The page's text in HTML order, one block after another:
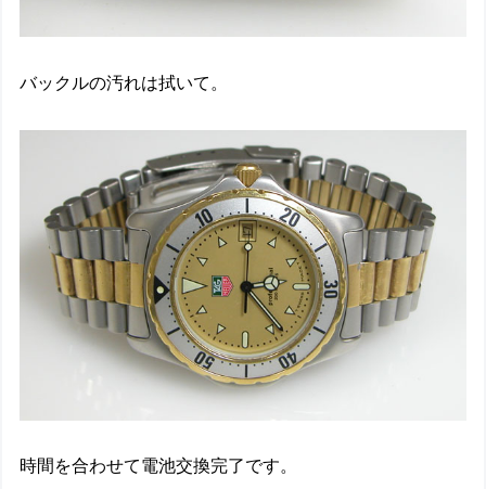
バックルの汚れは拭いて。
時間を合わせて電池交換完了です。